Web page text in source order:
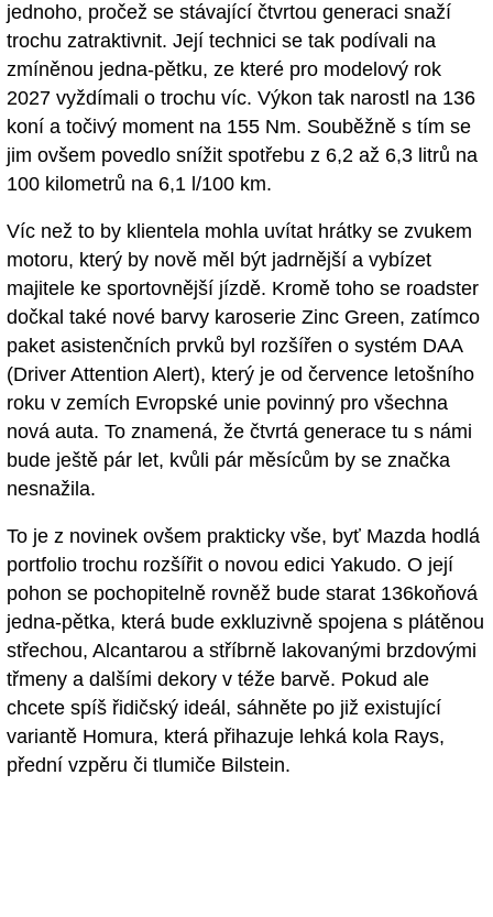
jednoho, pročež se stávající čtvrtou generaci snaží
trochu zatraktivnit. Její technici se tak podívali na
zmíněnou jedna-pětku, ze které pro modelový rok
2027 vyždímali o trochu víc. Výkon tak narostl na 136
koní a točivý moment na 155 Nm. Souběžně s tím se
jim ovšem povedlo snížit spotřebu z 6,2 až 6,3 litrů na
100 kilometrů na 6,1 l/100 km.
Víc než to by klientela mohla uvítat hrátky se zvukem
motoru, který by nově měl být jadrnější a vybízet
majitele ke sportovnější jízdě. Kromě toho se roadster
dočkal také nové barvy karoserie Zinc Green, zatímco
paket asistenčních prvků byl rozšířen o systém DAA
(Driver Attention Alert), který je od července letošního
roku v zemích Evropské unie povinný pro všechna
nová auta. To znamená, že čtvrtá generace tu s námi
bude ještě pár let, kvůli pár měsícům by se značka
nesnažila.
To je z novinek ovšem prakticky vše, byť Mazda hodlá
portfolio trochu rozšířit o novou edici Yakudo. O její
pohon se pochopitelně rovněž bude starat 136koňová
jedna-pětka, která bude exkluzivně spojena s plátěnou
střechou, Alcantarou a stříbrně lakovanými brzdovými
třmeny a dalšími dekory v téže barvě. Pokud ale
chcete spíš řidičský ideál, sáhněte po již existující
variantě Homura, která přihazuje lehká kola Rays,
přední vzpěru či tlumiče Bilstein.